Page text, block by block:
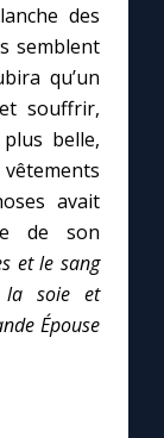
des
semblent
qu’un
souffrir,
belle,
avait
de son
et le sang
la soie et
Épouse